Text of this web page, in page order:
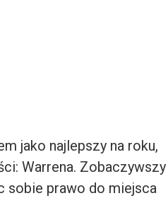
jako najlepszy na roku,
Warrena. Zobaczywszy
sobie prawo do miejsca